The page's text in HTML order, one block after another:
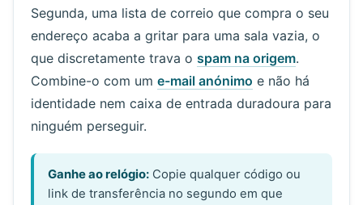
Segunda, uma lista de correio que compra o seu
endereço acaba a gritar para uma sala vazia, o
que discretamente trava o spam na origem.
Combine-o com um e-mail anónimo e não há
identidade nem caixa de entrada duradoura para
ninguém perseguir.
Ganhe ao relógio: Copie qualquer código ou
link de transferência no segundo em que